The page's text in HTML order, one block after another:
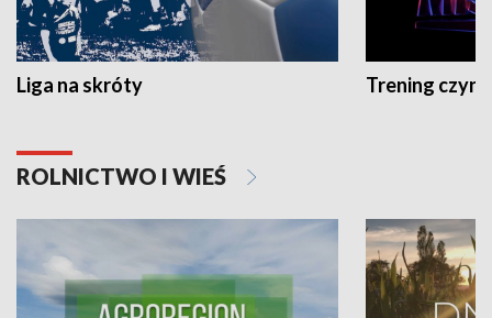
Liga na skróty Trening czyni
ROLNICTWO I WIEŚ